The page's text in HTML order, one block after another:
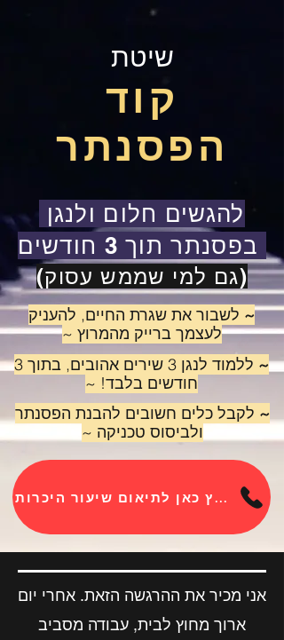
שיטת
קוד
הפסנתר
(גם למי שממש עסוק)
~ לשבור את שגרת החיים, להעניק
לעצמך ברייק מהמרוץ ~
~
ללמוד לנגן 3 שירים אהובים, בתוך 3
חודשים בלבד! ~
~ לקבל כלים חשובים להבנת הפסנתר
ולביסוס טכניקה ~
לחץ כאן לתיאום שיעור היכרות
אני מכיר את ההרגשה הזאת. אחרי יום
ארוך מחוץ לבית, עבודה מסביב